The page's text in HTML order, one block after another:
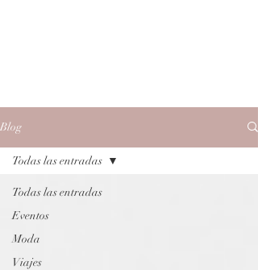
Blog
Todas las entradas
Eventos
Moda
Viajes
Todas las entradas